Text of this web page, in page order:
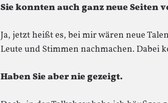
Sie konnten auch ganz neue Seiten
Ja, jetzt heißt es, bei mir wären neue
Leute und Stimmen nachmachen. Dabei
Haben Sie aber nie gezeigt.